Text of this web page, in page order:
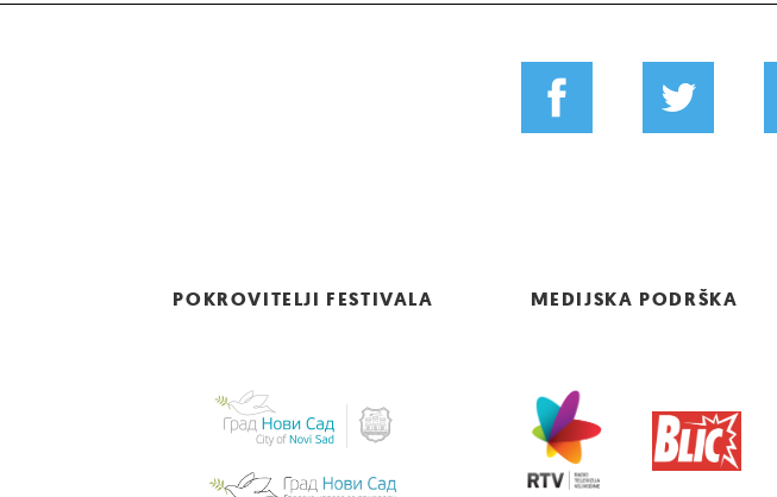
POKROVITELJI FESTIVALA MEDIJSKA PODRŠKA